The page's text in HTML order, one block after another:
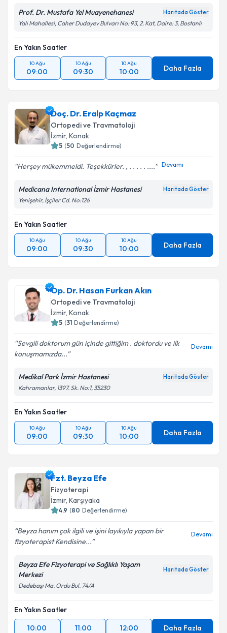
Prof. Dr. Mustafa Yel Muayenehanesi Haritada Göster
Yalı Mahallesi, Caher Dudayev Bulvarı No: 93, 2. Kat, Daire: 3, Bostanlı
En Yakın Saatler
10 Ağu
09:00
10 Ağu
09:30
10 Ağu
10:00 Daha Fazla
Doç. Dr. Eralp Kaçmaz
Ortopedi ve Travmatoloji
İzmir, Konak
5 (50 Değerlendirme)
Herşey mükemmeldi. Teşekkürler. , . . . . . .... Devamı
Medicana International İzmir Hastanesi Haritada Göster
Yenişehir, İşçiler Cd. No:126
En Yakın Saatler
10 Ağu
09:00
10 Ağu
09:30
10 Ağu
10:00 Daha Fazla
Op. Dr. Hasan Furkan Akın
Ortopedi ve Travmatoloji
İzmir, Konak
5 (31 Değerlendirme)
Sevgili doktorum gün içinde gittiğim . doktordu ve ilk
konuşmamızda...
Devamı
Medikal Park İzmir Hastanesi Haritada Göster
Kahramanlar, 1397. Sk. No:1, 35230
En Yakın Saatler
10 Ağu
09:00
10 Ağu
09:30
10 Ağu
10:00 Daha Fazla
Fzt. Beyza Efe
Fizyoterapi
İzmir, Karşıyaka
4.9 (80 Değerlendirme)
Beyza hanım çok ilgili ve işini layıkıyla yapan bir
fizyoterapist Kendisine...
Devamı
Beyza Efe Fizyoterapi ve Sağlıklı Yaşam
Merkezi
Haritada Göster
Dedebaşı Ma. Ordu Bul. 74/A
En Yakın Saatler
10:00
11:00 12:00 Daha Fazla